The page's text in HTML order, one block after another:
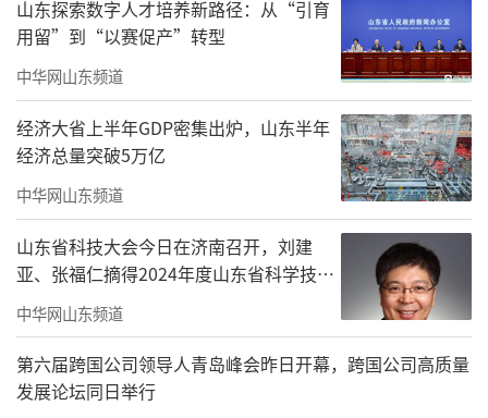
山东探索数字人才培养新路径：从“引育
用留”到“以赛促产”转型
中华网山东频道
经济大省上半年GDP密集出炉，山东半年
经济总量突破5万亿
中华网山东频道
山东省科技大会今日在济南召开，刘建
亚、张福仁摘得2024年度山东省科学技术
奖最高奖！
中华网山东频道
第六届跨国公司领导人青岛峰会昨日开幕，跨国公司高质量
发展论坛同日举行